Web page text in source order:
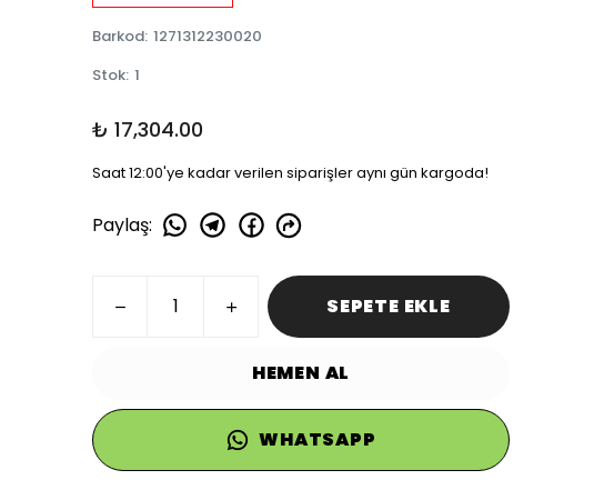
Barkod: 1271312230020
Stok: 1
₺ 17,304.00
Saat 12:00'ye kadar verilen siparişler aynı gün kargoda!
Paylaş:
SEPETE EKLE
HEMEN AL
WHATSAPP